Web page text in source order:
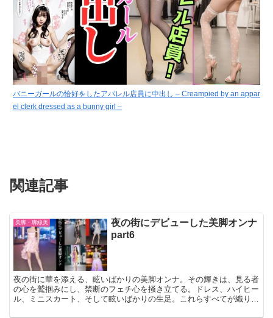
バニーガールの恰好をしたアパレル店員に中出し – Creampied by an appar
el clerk dressed as a bunny girl –
関連記事
美脚・脚線美
夜の街にデビューした美脚オンナ
part6
夜の街に華を添える、眩いばかりの美脚オンナ。その輝きは、見る者
の心を鷲掴みにし、禁断のフェチ心を掻き立てる。ドレス、ハイヒー
ル、ミニスカート、そして眩いばかりの生足。これらすべてが織りな